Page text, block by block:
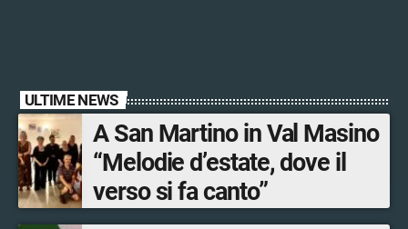
ULTIME NEWS
A San Martino in Val Masino
“Melodie d’estate, dove il
verso si fa canto”